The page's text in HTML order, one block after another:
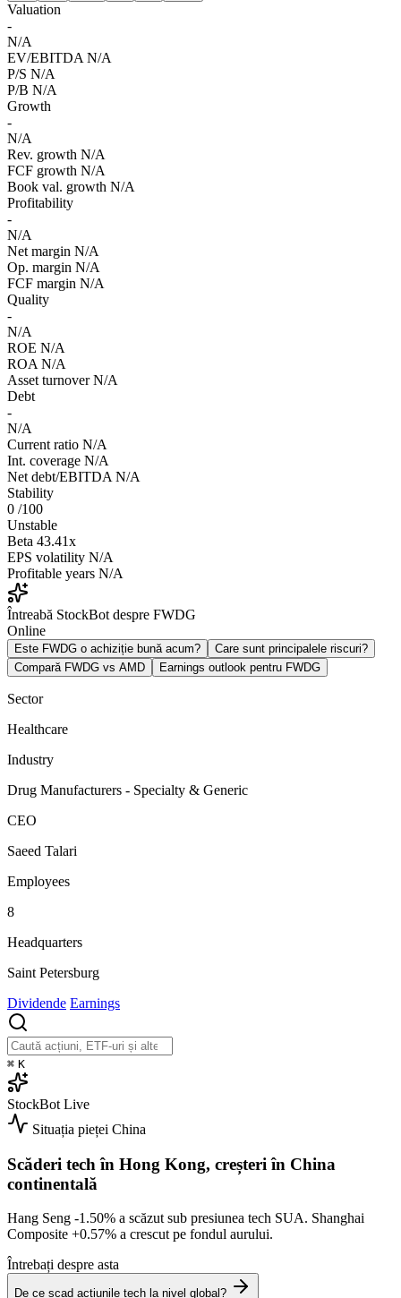
Valuation
-
N/A
EV/EBITDA N/A
P/S N/A
P/B N/A
Growth
-
N/A
Rev. growth N/A
FCF growth N/A
Book val. growth N/A
Profitability
-
N/A
Net margin N/A
Op. margin N/A
FCF margin N/A
Quality
-
N/A
ROE N/A
ROA N/A
Asset turnover N/A
Debt
-
N/A
Current ratio N/A
Int. coverage N/A
Net debt/EBITDA N/A
Stability
0 /100
Unstable
Beta 43.41x
EPS volatility N/A
Profitable years N/A
Întreabă StockBot despre FWDG
Online
Este FWDG o achiziție bună acum?
Care sunt principalele riscuri?
Compară FWDG vs AMD
Earnings outlook pentru FWDG
Sector
Healthcare
Industry
Drug Manufacturers - Specialty & Generic
CEO
Saeed Talari
Employees
8
Headquarters
Saint Petersburg
Dividende Earnings
⌘ K
StockBot Live
Situația pieței China
Scăderi tech în Hong Kong, creșteri în China
continentală
Hang Seng -1.50% a scăzut sub presiunea tech SUA. Shanghai
Composite +0.57% a crescut pe fondul aurului.
Întrebați despre asta
De ce scad acțiunile tech la nivel global?